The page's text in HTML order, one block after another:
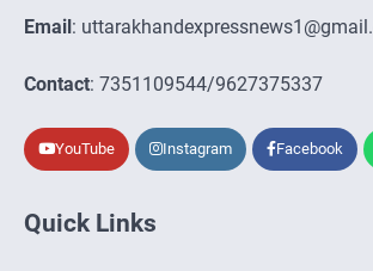
Email:
Contact: 7351109544/9627375337
YouTube Instagram Facebook
Quick Links